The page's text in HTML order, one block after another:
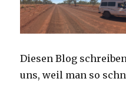
Diesen Blog
uns, weil man so